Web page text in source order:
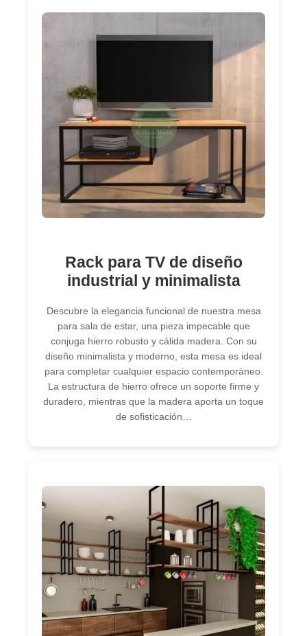
Rack para TV de diseño
industrial y minimalista
Descubre la elegancia funcional de nuestra mesa
para sala de estar, una pieza impecable que
conjuga hierro robusto y cálida madera. Con su
diseño minimalista y moderno, esta mesa es ideal
para completar cualquier espacio contemporáneo.
La estructura de hierro ofrece un soporte firme y
duradero, mientras que la madera aporta un toque
de sofisticación…